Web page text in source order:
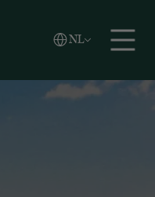
Zoeken
NL
Vlaams
English